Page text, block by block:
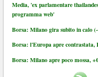
Media, 'ex parlamentare
programma web'
Borsa: Milano gira subito in calo
Borsa: l'Europa apre
Borsa: Milano apre poco mossa,